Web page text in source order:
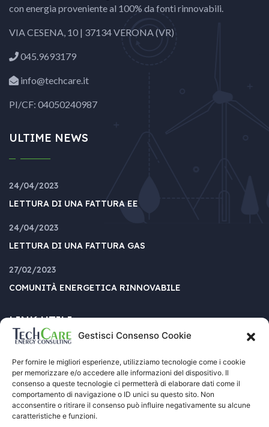
Gestisci Consenso Cookie
Per fornire le migliori esperienze, utilizziamo tecnologie come i cookie
per memorizzare e/o accedere alle informazioni del dispositivo. Il
consenso a queste tecnologie ci permetterà di elaborare dati come il
comportamento di navigazione o ID unici su questo sito. Non
acconsentire o ritirare il consenso può influire negativamente su alcune
caratteristiche e funzioni.
con energia proveniente al 100% da fonti rinnovabili.
VIA CESENA, 10 | 37134 VERONA (VR)
045.9693179
info@techcare.it
PI/CF: 04050240987
ULTIME NEWS
24/04/2023
LETTURA DI UNA FATTURA EE
24/04/2023
LETTURA DI UNA FATTURA GAS
27/02/2023
COMUNITÀ ENERGETICA RINNOVABILE
LINK UTILI
AGENZIA
CONTATTACI
PROGETTI
COOKIE POLICY (UE)
FAQ’S
PRIVACY POLICY